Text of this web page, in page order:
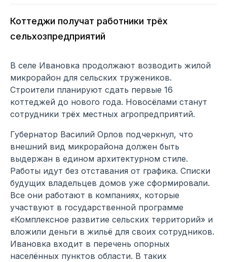
Коттеджи получат работники трёх
сельхозпредприятий
В селе Ивановка продолжают возводить жилой
микрорайон для сельских тружеников.
Строители планируют сдать первые 16
коттеджей до нового года. Новосёлами станут
сотрудники трёх местных агропредприятий.
Губернатор Василий Орлов подчеркнул, что
внешний вид микрорайона должен быть
выдержан в едином архитектурном стиле.
Работы идут без отставания от графика. Списки
будущих владельцев домов уже сформировали.
Все они работают в компаниях, которые
участвуют в государственной программе
«Комплексное развитие сельских территорий» и
вложили деньги в жильё для своих сотрудников.
Ивановка входит в перечень опорных
населённых пунктов области. В таких